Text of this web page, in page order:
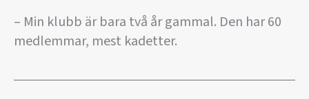
– Min klubb är bara två år gammal. Den har 60
medlemmar, mest kadetter.